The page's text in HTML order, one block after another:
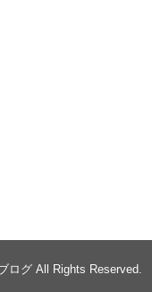
ログ All Rights Reserved.